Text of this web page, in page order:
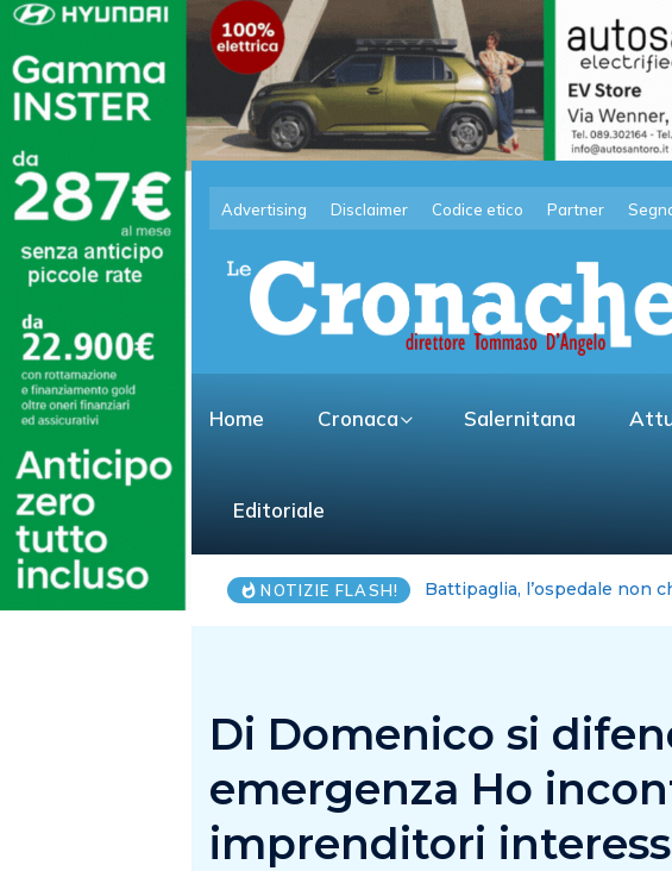
Advertising Disclaimer Codice etico Partner
Home Cronaca Salernitana
Editoriale
NOTIZIE FLASH! Arechi e Volpe: la nota del
Di Domenico si
emergenza Ho
imprenditori